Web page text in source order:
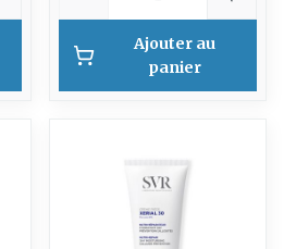
Ajouter au
panier